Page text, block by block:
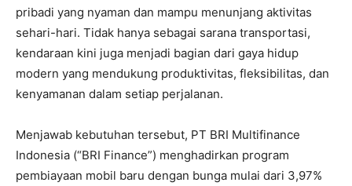
pribadi yang nyaman dan mampu menunjang aktivitas
sehari-hari. Tidak hanya sebagai sarana transportasi,
kendaraan kini juga menjadi bagian dari gaya hidup
modern yang mendukung produktivitas, fleksibilitas, dan
kenyamanan dalam setiap perjalanan.
Menjawab kebutuhan tersebut, PT BRI Multifinance
Indonesia (“BRI Finance”) menghadirkan program
pembiayaan mobil baru dengan bunga mulai dari 3,97%